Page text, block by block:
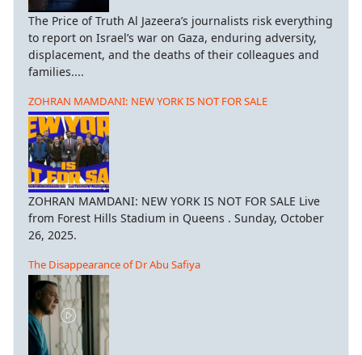
The Price of Truth Al Jazeera’s journalists risk everything
to report on Israel’s war on Gaza, enduring adversity,
displacement, and the deaths of their colleagues and
families....
ZOHRAN MAMDANI: NEW YORK IS NOT FOR SALE
ZOHRAN MAMDANI: NEW YORK IS NOT FOR SALE Live
from Forest Hills Stadium in Queens . Sunday, October
26, 2025.
The Disappearance of Dr Abu Safiya